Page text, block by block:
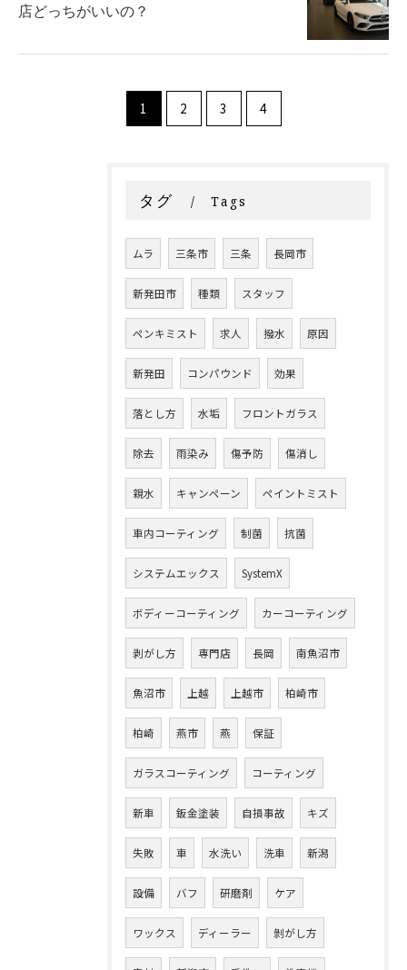
店どっちがいいの？
1 2 3 4
タグ Tags
ムラ 三条市 三条 長岡市
新発田市 種類 スタッフ
ペンキミスト 求人 撥水 原因
新発田 コンパウンド 効果
落とし方 水垢 フロントガラス
除去 雨染み 傷予防 傷消し
親水 キャンペーン ペイントミスト
車内コーティング 制菌 抗菌
システムエックス SystemX
ボディーコーティング カーコーティング
剥がし方 専門店 長岡 南魚沼市
魚沼市 上越 上越市 柏崎市
柏崎 燕市 燕 保証
ガラスコーティング コーティング
新車 鈑金塗装 自損事故 キズ
失敗 車 水洗い 洗車 新潟
設備 バフ 研磨剤 ケア
ワックス ディーラー 剝がし方